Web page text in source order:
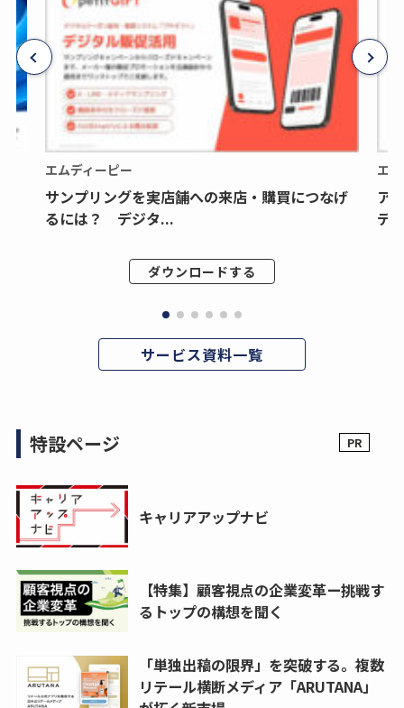
エムディーピー
サンプリングを実店舗への来店・購買につなげ
るには？ デジタ...
ダウンロードする
エ
ア
デ
サービス資料一覧
特設ページ
キャリアアップナビ
【特集】顧客視点の企業変革ー挑戦す
るトップの構想を聞く
「単独出稿の限界」を突破する。複数
リテール横断メディア「ARUTANA」